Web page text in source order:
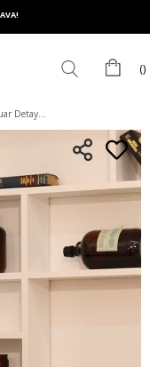
Fermuar Detaylı Büyük Beden Vizon Eşofman Üst